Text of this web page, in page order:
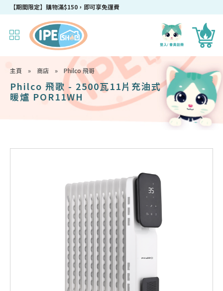
成為IPEshop會員，新會員即可獲得迎新$50購物優惠碼！
主頁 » 商店 » Philco 飛哥
Philco 飛歌 - 2500瓦11片充油式
暖爐 POR11WH